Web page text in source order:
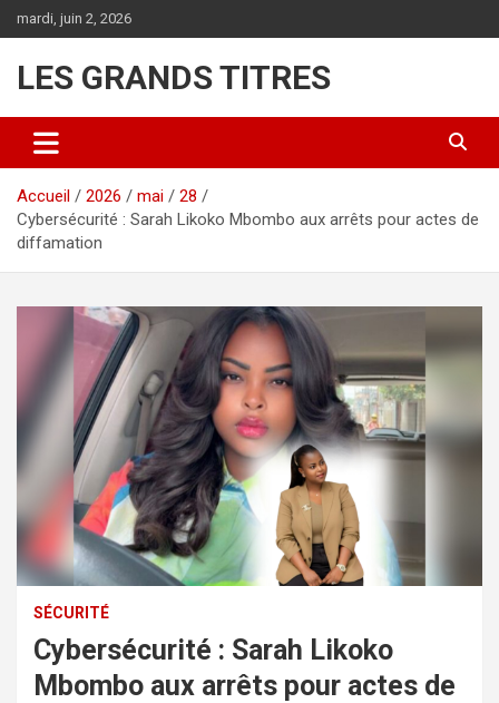
au
mardi, juin 2, 2026
LES GRANDS TITRES
Accueil 2026 mai
28
Cybersécurité : Sarah Likoko Mbombo aux arrêts pour actes de
diffamation
SÉCURITÉ
Cybersécurité : Sarah Likoko
Mbombo aux arrêts pour actes de